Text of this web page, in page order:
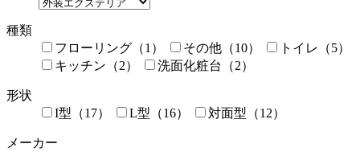
種類
フローリング（1）
その他（10）
トイレ（5）
キッチン（2）
洗面化粧台（2）
形状
I型（17）
L型（16） 対面型（12）
メーカー